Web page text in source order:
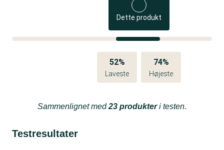
Dette produkt
52%
Laveste
74%
Højeste
Sammenlignet med23 produkteri testen.
Testresultater